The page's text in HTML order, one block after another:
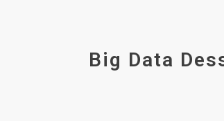
Big Data